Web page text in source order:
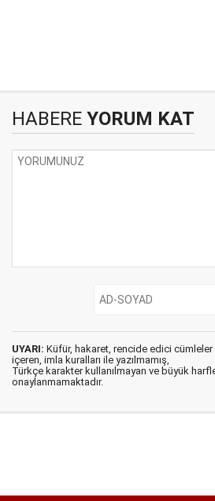
HABERE YORUM KAT
UYARI: Küfür, hakaret, rencide edici cümleler
içeren, imla kuralları ile yazılmamış,
Türkçe karakter kullanılmayan ve büyük
onaylanmamaktadır.